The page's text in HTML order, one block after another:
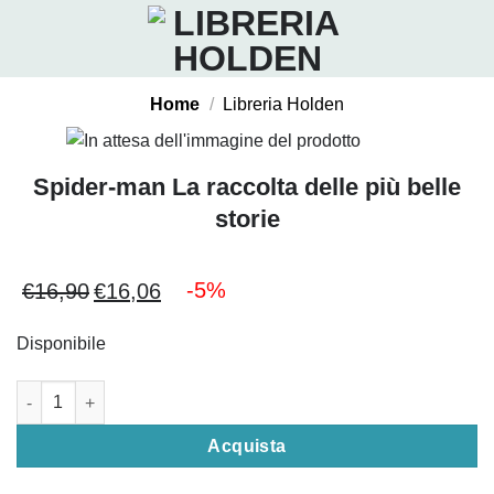
Home / Libreria Holden
Spider-man La raccolta delle più belle
storie
€16,90 Il
originale
€16,90.
€16,06Il
-5%
Disponibile
Spider-man La raccolta delle più belle storie quantità
Acquista